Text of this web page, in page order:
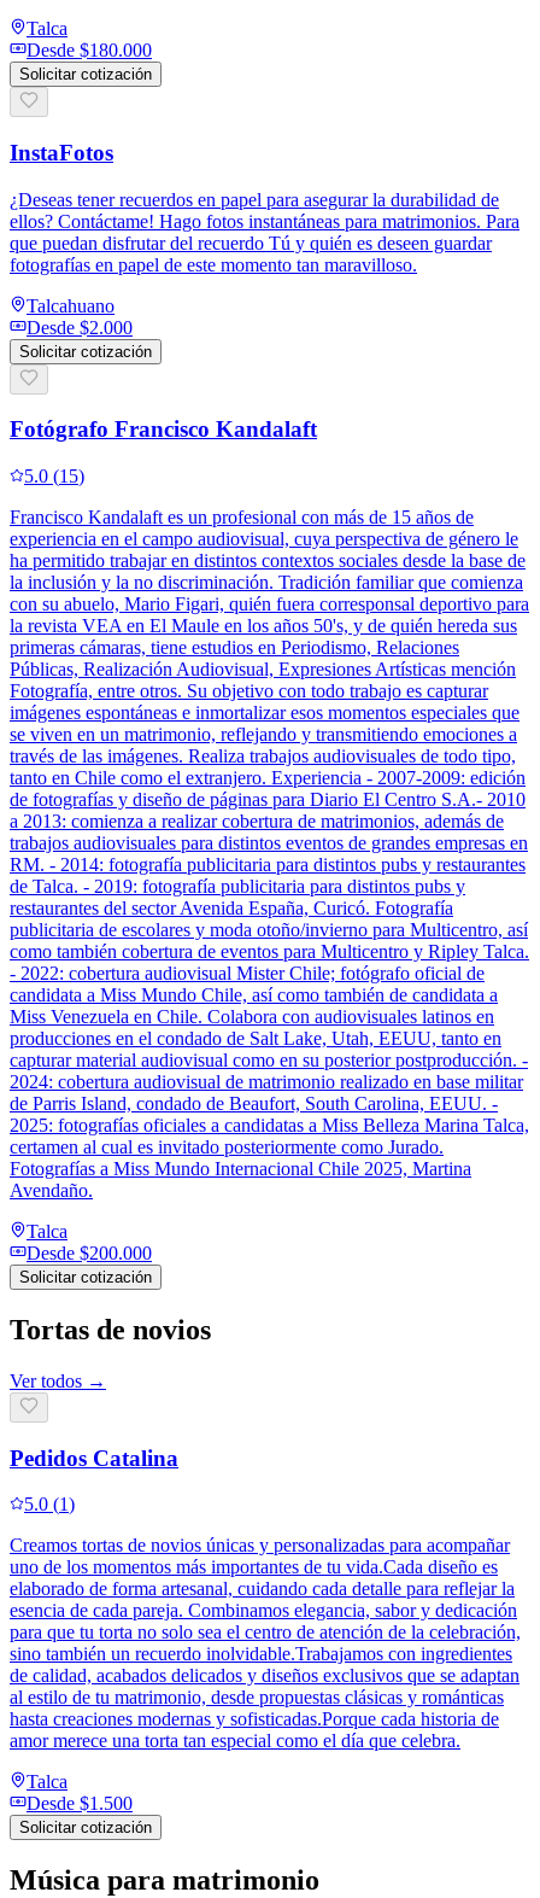
Talca
Desde $180.000
Solicitar cotización
InstaFotos
¿Deseas tener recuerdos en papel para asegurar la durabilidad de
ellos? Contáctame! Hago fotos instantáneas para matrimonios. Para
que puedan disfrutar del recuerdo Tú y quién es deseen guardar
fotografías en papel de este momento tan maravilloso.
Talcahuano
Desde $2.000
Solicitar cotización
Fotógrafo Francisco Kandalaft
5.0 (15)
Francisco Kandalaft es un profesional con más de 15 años de
experiencia en el campo audiovisual, cuya perspectiva de género le
ha permitido trabajar en distintos contextos sociales desde la base de
la inclusión y la no discriminación. Tradición familiar que comienza
con su abuelo, Mario Figari, quién fuera corresponsal deportivo para
la revista VEA en El Maule en los años 50's, y de quién hereda sus
primeras cámaras, tiene estudios en Periodismo, Relaciones
Públicas, Realización Audiovisual, Expresiones Artísticas mención
Fotografía, entre otros. Su objetivo con todo trabajo es capturar
imágenes espontáneas e inmortalizar esos momentos especiales que
se viven en un matrimonio, reflejando y transmitiendo emociones a
través de las imágenes. Realiza trabajos audiovisuales de todo tipo,
tanto en Chile como el extranjero. Experiencia - 2007-2009: edición
de fotografías y diseño de páginas para Diario El Centro S.A.- 2010
a 2013: comienza a realizar cobertura de matrimonios, además de
trabajos audiovisuales para distintos eventos de grandes empresas en
RM. - 2014: fotografía publicitaria para distintos pubs y restaurantes
de Talca. - 2019: fotografía publicitaria para distintos pubs y
restaurantes del sector Avenida España, Curicó. Fotografía
publicitaria de escolares y moda otoño/invierno para Multicentro, así
como también cobertura de eventos para Multicentro y Ripley Talca.
- 2022: cobertura audiovisual Mister Chile; fotógrafo oficial de
candidata a Miss Mundo Chile, así como también de candidata a
Miss Venezuela en Chile. Colabora con audiovisuales latinos en
producciones en el condado de Salt Lake, Utah, EEUU, tanto en
capturar material audiovisual como en su posterior postproducción. -
2024: cobertura audiovisual de matrimonio realizado en base militar
de Parris Island, condado de Beaufort, South Carolina, EEUU. -
2025: fotografías oficiales a candidatas a Miss Belleza Marina Talca,
certamen al cual es invitado posteriormente como Jurado.
Fotografías a Miss Mundo Internacional Chile 2025, Martina
Avendaño.
Talca
Desde $200.000
Solicitar cotización
Tortas de novios
Ver todos →
Pedidos Catalina
5.0 (1)
Creamos tortas de novios únicas y personalizadas para acompañar
uno de los momentos más importantes de tu vida.Cada diseño es
elaborado de forma artesanal, cuidando cada detalle para reflejar la
esencia de cada pareja. Combinamos elegancia, sabor y dedicación
para que tu torta no solo sea el centro de atención de la celebración,
sino también un recuerdo inolvidable.Trabajamos con ingredientes
de calidad, acabados delicados y diseños exclusivos que se adaptan
al estilo de tu matrimonio, desde propuestas clásicas y románticas
hasta creaciones modernas y sofisticadas.Porque cada historia de
amor merece una torta tan especial como el día que celebra.
Talca
Desde $1.500
Solicitar cotización
Música para matrimonio